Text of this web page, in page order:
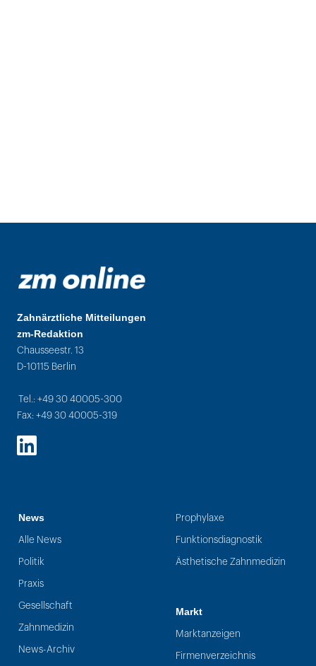
Zahnärztliche Mitteilungen
zm-Redaktion
Chausseestr. 13
D-10115 Berlin
Tel.: +49 30 40005-300
Fax: +49 30 40005-319
LinkedIn
News
Alle News
Politik
Praxis
Gesellschaft
Zahnmedizin
News-Archiv
Prophylaxe
Funktionsdiagnostik
Ästhetische Zahnmedizin
Markt
Marktanzeigen
Firmenverzeichnis